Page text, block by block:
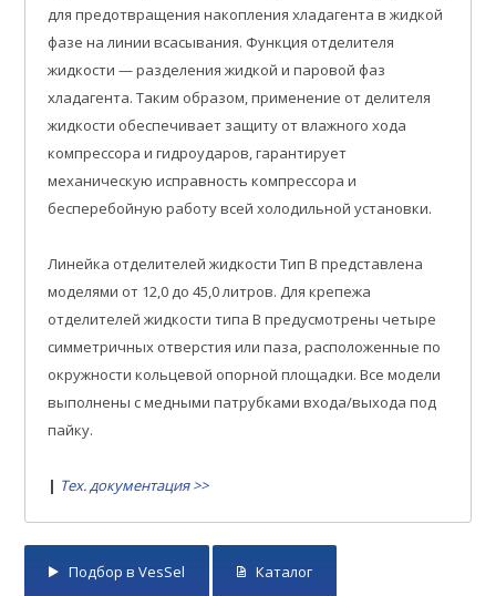
для предотвращения накопления хладагента в жидкой
фазе на линии всасывания. Функция отделителя
жидкости — разделения жидкой и паровой фаз
хладагента. Таким образом, применение от делителя
жидкости обеспечивает защиту от влажного хода
компрессора и гидроударов, гарантирует
механическую исправность компрессора и
бесперебойную работу всей холодильной установки.
Линейка отделителей жидкости Тип B представлена
моделями от 12,0 до 45,0 литров. Для крепежа
отделителей жидкости типа B предусмотрены четыре
симметричных отверстия или паза, расположенные по
окружности кольцевой опорной площадки. Все модели
выполнены с медными патрубками входа/выхода под
пайку.
| Тех. документация >>
Подбор в VesSel Каталог